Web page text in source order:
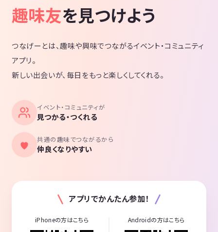
趣味友を見つけよう
つなげーとは、趣味や興味でつながるイベント・コミュニティ
アプリ。
新しい出会いが、毎日をもっと楽しくしてくれる。
イベント・コミュニティが
見つかる・つくれる
共通の趣味でつながるから
仲良くなりやすい
アプリでかんたん参加！
iPhoneの方はこちら Androidの方はこちら